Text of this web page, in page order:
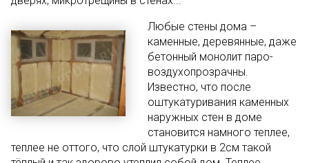
Любые стены дома –
каменные, деревянные, даже
бетонный монолит паро-
воздухопрозрачны.
Известно, что после
оштукатуривания каменных
наружных стен в доме
становится намного теплее,
теплее не оттого, что слой штукатурки в 2см такой